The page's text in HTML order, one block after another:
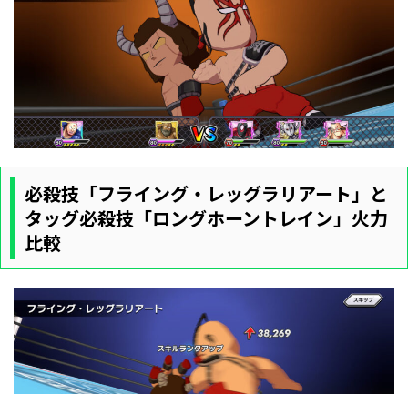
必殺技「フライング・レッグラリアート」と
タッグ必殺技「ロングホーントレイン」火力
比較